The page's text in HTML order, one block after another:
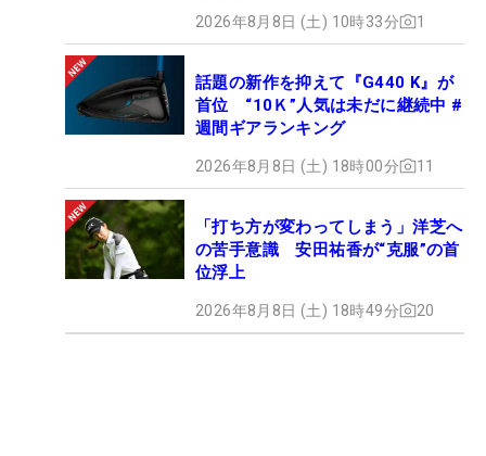
2026年8月8日 (土) 10時33分 1
話題の新作を抑えて『G440 K』が
首位 “10Ｋ”人気は未だに継続中 #
週間ギアランキング
2026年8月8日 (土) 18時00分 11
「打ち方が変わってしまう」洋芝へ
の苦手意識 安田祐香が“克服”の首
位浮上
2026年8月8日 (土) 18時49分 20